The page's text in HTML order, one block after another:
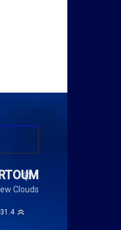
Clouds
31.4